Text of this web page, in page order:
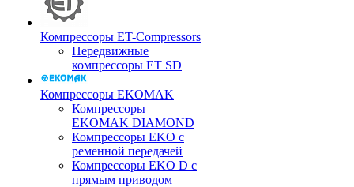
Компрессоры ET-Compressors
Передвижные
компрессоры ET SD
Компрессоры EKOMAK
Компрессоры
EKOMAK DIAMOND
Компрессоры EKO c
ременной передачей
Компрессоры EKO D с
прямым приводом